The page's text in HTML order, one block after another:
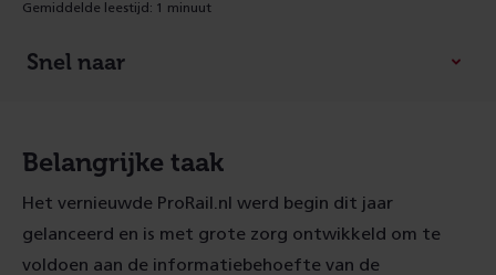
Gemiddelde leestijd: 1 minuut
Snel naar
Belangrijke taak
Het vernieuwde ProRail.nl werd begin dit jaar
gelanceerd en is met grote zorg ontwikkeld om te
voldoen aan de informatiebehoefte van de